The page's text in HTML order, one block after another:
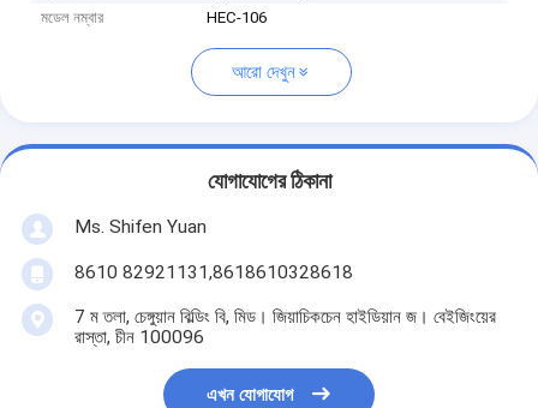
মডেল নম্বার
HEC-106
আরো দেখুন
যোগাযোগের ঠিকানা
Ms. Shifen Yuan
8610 82921131,8618610328618
7 ম তলা, চেঙ্গুয়ান বিল্ডিং বি, মিড। জিয়াচিকচেন হাইডিয়ান জ। বেইজিংয়ের
রাস্তা, চীন 100096
এখন যোগাযোগ